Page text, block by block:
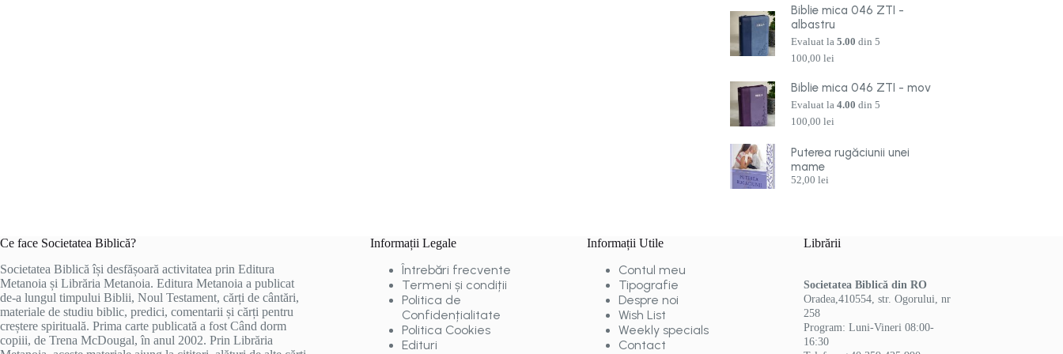
Biblie mica 046 ZTI -
albastru
Evaluat la5.00 din 5
100,00lei
Biblie mica 046 ZTI - mov
Evaluat la4.00 din 5
100,00lei
Puterea rugăciunii unei
mame
52,00lei
Ce face Societatea Biblică?
Societatea Biblică își desfășoară activitatea prin Editura
Metanoia și Librăria Metanoia. Editura Metanoia a publicat
de-a lungul timpului Biblii, Noul Testament, cărți de cântări,
materiale de studiu biblic, predici, comentarii și cărți pentru
creștere spirituală. Prima carte publicată a fost Când dorm
copiii, de Trena McDougal, în anul 2002. Prin Librăria
Informații Legale
Întrebări frecvente
Termeni și condiții
Politica de
Confidențialitate
Politica Cookies
Edituri
Informații Utile
Contul meu
Tipografie
Despre noi
Wish List
Weekly specials
Contact
Librării
Societatea Biblică din RO
Oradea,410554, str. Ogorului, nr
258
Program: Luni-Vineri 08:00-
16:30